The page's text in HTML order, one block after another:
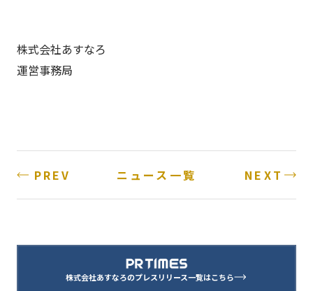
株式会社あすなろ
運営事務局
PREV NEXT
ニュース一覧
株式会社あすなろのプレスリリース一覧はこちら